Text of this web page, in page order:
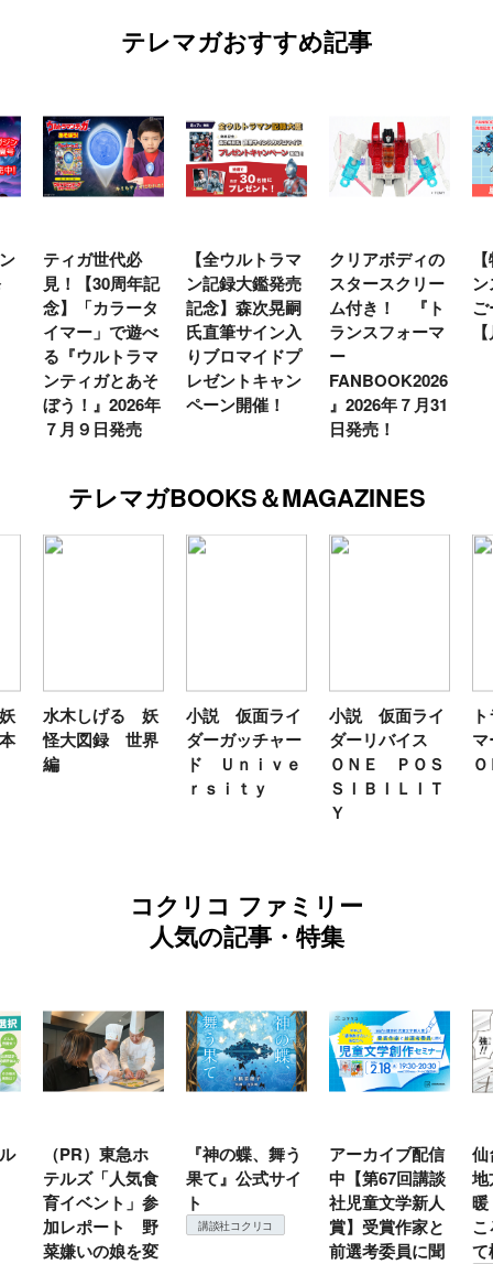
テレマガおすすめ記事
記
【全ウルトラマ
ン記録大鑑発売
記念】森次晃嗣
氏直筆サイン入
りブロマイドプ
レゼントキャン
ペーン開催！
クリアボディの
スタースクリー
ム付き！ 『ト
ランスフォーマ
ー
FANBOOK2026
』2026年７月31
【特別編】トラ
ンスフォーマー
ごー！ごー！
【月イチ更新】
テレマガBOOKS＆MAGAZINES
妖
界
小説 仮面ライ
ダーガッチャー
小説 仮面ライ
ダーリバイス
ＯＮＥ ＰＯＳ
ＳＩＢＩＬＩＴ
トランスフォー
マーＦＡＮＢＯ
ＯＫ２０２６
コクリコ ファミリー
人気の記事・特集
『神の蝶、舞う
果て』公式サイ
ト
講談社コクリコ
アーカイブ配信
中【第67回講談
賞】受賞作家と
仙台の冬は東北
地方では温
暖？ 本当のと
ころは仙台に来
て検証すべし！